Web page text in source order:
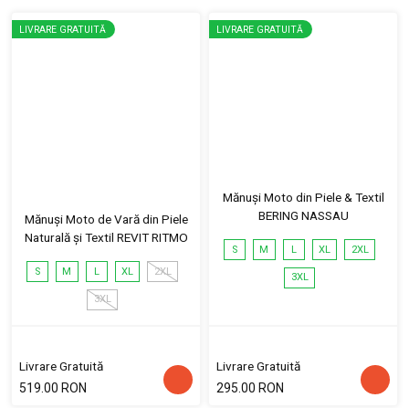
LIVRARE GRATUITĂ
Mănuși Moto de Vară din Piele
Naturală și Textil REVIT RITMO
S M L XL 2XL
3XL
Livrare Gratuită
519.00 RON
LIVRARE GRATUITĂ
Mănuși Moto din Piele & Textil
BERING NASSAU
S M L XL 2XL
3XL
Livrare Gratuită
295.00 RON